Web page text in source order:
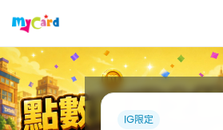
IG限定